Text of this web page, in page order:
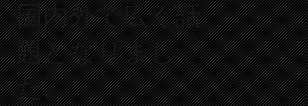
国内外で広く話
題となりまし
た。